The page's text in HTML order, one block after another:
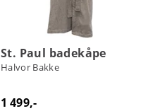
St. Paul badekåpe
Halvor Bakke
1 499,-